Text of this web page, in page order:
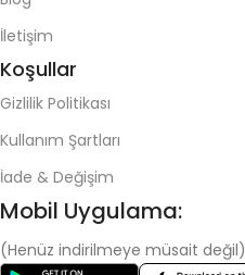
İletişim
Koşullar
Gizlilik Politikası
Kullanım Şartları
İade & Değişim
Mobil Uygulama:
(Henüz indirilmeye müsait değil)